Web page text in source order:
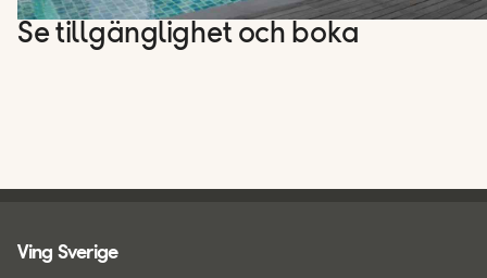
Se tillgänglighet och boka
Ving Sverige